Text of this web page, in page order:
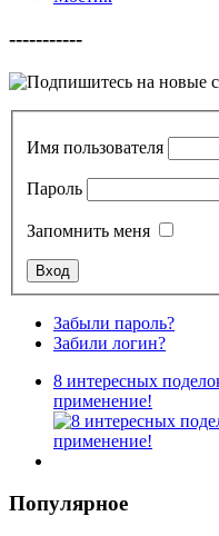
-----------
Имя пользователя
Пароль
Запомнить меня
Забыли пароль?
Забили логин?
8 интересных
применение!
Популярное